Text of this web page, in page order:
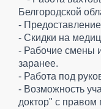
Белгородской
-
- Скидки на
- Рабочие смены
заранее.
- Работа под
- Возможность
доктор" с